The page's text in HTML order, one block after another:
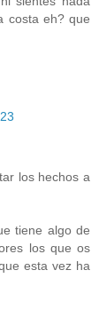
costa eh? que
los hechos a
tiene algo de
los que os
esta vez ha